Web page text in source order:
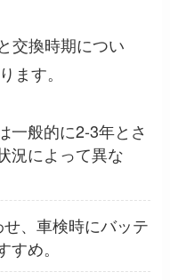
交換時期につい
ます。
一般的に2-3年とさ
況によって異な
、車検時にバッテ
め。